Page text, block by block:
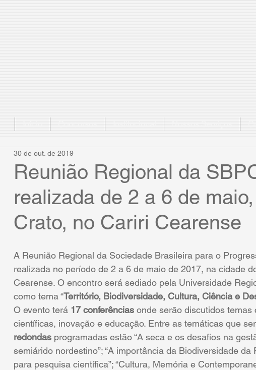
Reunião Regional da
realizada de 2 a 6 de
Crato, no Cariri Cearense
30 de out. de 2019
A Reunião Regional da Sociedade Brasileira para o
realizada no período de 2 a 6 de maio de 2017, na cidade
Cearense. O encontro será sediado pela Universidade
como tema “Território, Biodiversidade, Cultura, Ciência e
O evento terá 17 conferências onde serão discutidos
científicas, inovação e educação. Entre as temáticas que
redondas programadas estão “A seca e os desafios na
semiárido nordestino”; “A importância da Biodiversidade
para pesquisa científica”; “Cultura, Memória e